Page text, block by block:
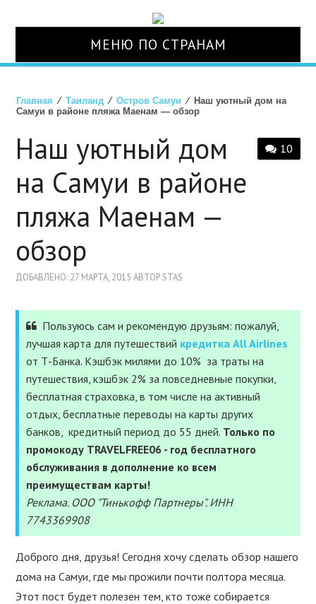
МЕНЮ ПО СТРАНАМ
СТРАНЫ
ТУРЫ
АВИАБИЛЕТЫ
ОТЕЛИ
СТРАХОВКА
УСЛУГИ
ПОЛЕЗНОЕ
ПОДДЕРЖАТЬ
Главная ⁄Таиланд ⁄Остров Самуи ⁄ Наш уютный дом на
Самуи в районе пляжа Маенам — обзор
10
Наш уютный дом
на Самуи в районе
пляжа Маенам —
обзор
ДОБАВЛЕНО: 27 МАРТА, 2015 АВТОР STAS
Пользуюсь сам и рекомендую друзьям: пожалуй,
лучшая карта для путешествий кредитка All Airlines
от Т-Банка. Кэшбэк милями до 10% за траты на
путешествия, кэшбэк 2% за повседневные покупки,
бесплатная страховка, в том числе на активный
отдых, бесплатные переводы на карты других
банков, кредитный период до 55 дней. Только по
промокоду TRAVELFREE06 - год бесплатного
обслуживания в дополнение ко всем
преимуществам карты!
Реклама. ООО "Тинькофф Партнеры". ИНН
7743369908
Доброго дня, друзья! Сегодня хочу сделать обзор нашего
дома на Самуи, где мы прожили почти полтора месяца.
Этот пост будет полезен тем, кто тоже собирается